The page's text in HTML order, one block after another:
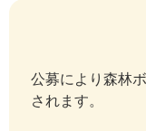
公募により森林
されます。